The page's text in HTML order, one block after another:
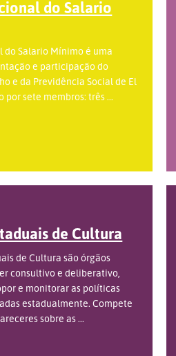
do Salario
do Salario Mínimo é uma
e participação do
e da Previdência Social de El
por sete membros: três ...
de Cultura
de Cultura são órgãos
consultivo e deliberativo,
e monitorar as políticas
estadualmente. Compete
sobre as ...